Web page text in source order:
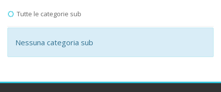
Tutte le categorie sub
Nessuna categoria sub